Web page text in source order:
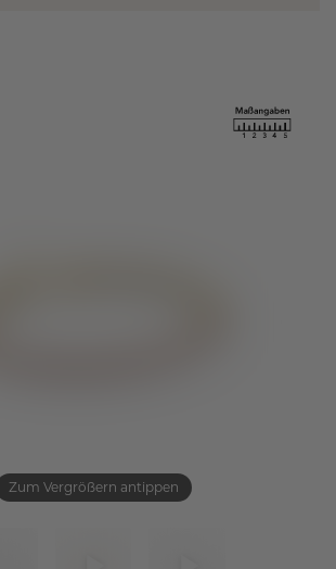
Zum Vergrößern antippen